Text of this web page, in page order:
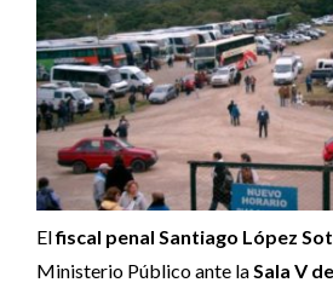
Elfiscal penal Santiago López
Ministerio Público ante laSala V